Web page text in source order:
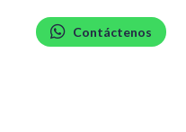
Contáctenos